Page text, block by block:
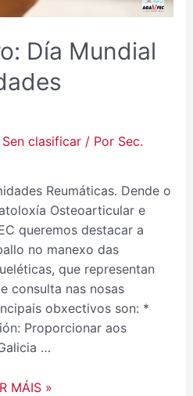
Día Mundial
Sen clasificar/ Por Sec.
Reumáticas. Dende o
Osteoarticular e
queremos destacar a
no manexo das
que representan
consulta nas nosas
obxectivos son: *
Proporcionar aos
…
MÁIS »